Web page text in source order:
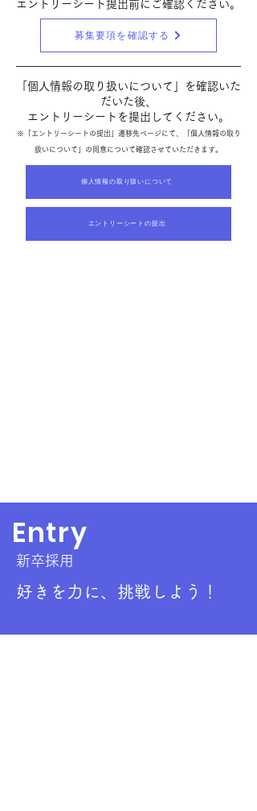
​エントリーシート提出前にご確認ください。
募集要項を確認する
「個人情報の取り扱いについて」を確認いた
だいた後、
エントリーシートを提出してください。
※「エントリーシートの提出」遷移先ページにて、「個人情報の取り
扱いについて」の同意について確認させていただきます。
個人情報の取り扱いについて
エントリーシートの提出
Entry
新卒採用
​好きを力に、挑戦しよう！